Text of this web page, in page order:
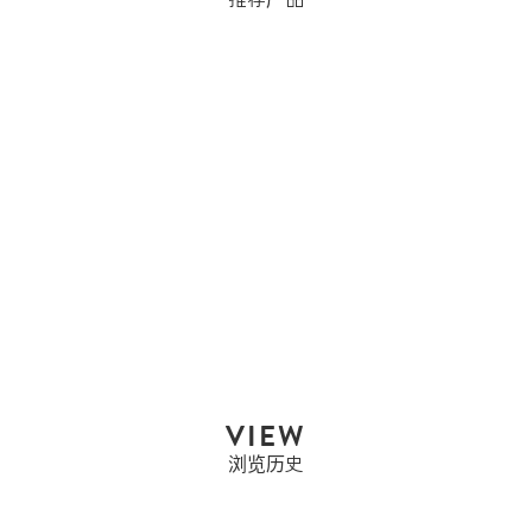
VIEW
浏览历史